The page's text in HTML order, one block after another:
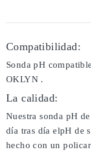
Compatibilidad:
Sonda pH
OKLYN .
La calidad:
Nuestra sonda pH
día tras día elpH de
hecho con un